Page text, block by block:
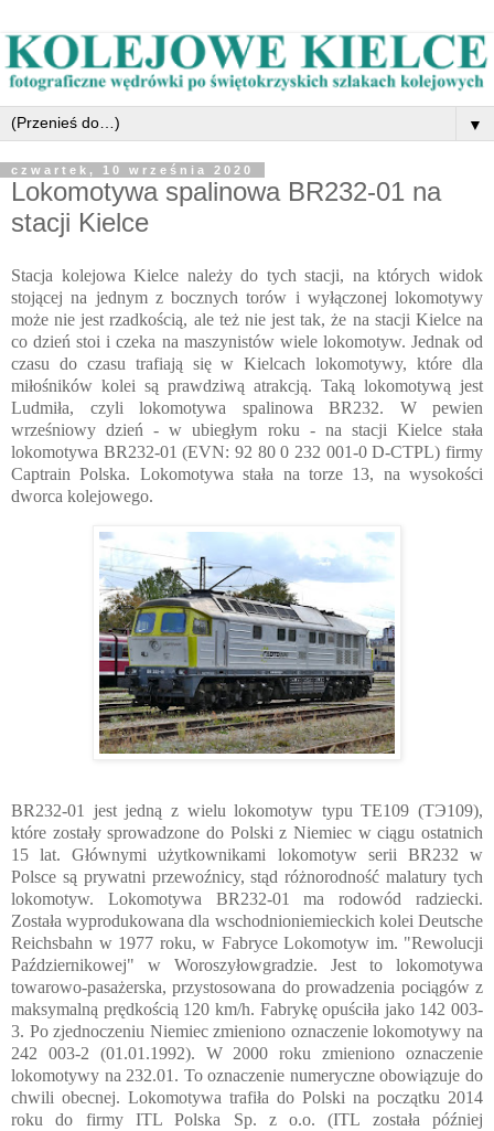
▼
czwartek, 10 września 2020
Lokomotywa spalinowa BR232-01 na
stacji Kielce
Stacja kolejowa Kielce należy do tych stacji, na których widok
stojącej na jednym z bocznych torów i wyłączonej lokomotywy
może nie jest rzadkością, ale też nie jest tak, że na stacji Kielce na
co dzień stoi i czeka na maszynistów wiele lokomotyw. Jednak od
czasu do czasu trafiają się w Kielcach lokomotywy, które dla
miłośników kolei są prawdziwą atrakcją. Taką lokomotywą jest
Ludmiła, czyli lokomotywa spalinowa BR232. W pewien
wrześniowy dzień - w ubiegłym roku - na stacji Kielce stała
lokomotywa BR232-01 (EVN: 92 80 0 232 001-0 D-CTPL) firmy
Captrain Polska. Lokomotywa stała na torze 13, na wysokości
dworca kolejowego.
BR232-01 jest jedną z wielu lokomotyw typu TE109 (ТЭ109),
które zostały sprowadzone do Polski z Niemiec w ciągu ostatnich
15 lat. Głównymi użytkownikami lokomotyw serii BR232 w
Polsce są prywatni przewoźnicy, stąd różnorodność malatury tych
lokomotyw. Lokomotywa BR232-01 ma rodowód radziecki.
Została wyprodukowana dla wschodnioniemieckich kolei Deutsche
Reichsbahn w 1977 roku, w Fabryce Lokomotyw im. "Rewolucji
Październikowej" w Woroszyłowgradzie. Jest to lokomotywa
towarowo-pasażerska, przystosowana do prowadzenia pociągów z
maksymalną prędkością 120 km/h. Fabrykę opuściła jako 142 003-
3. Po zjednoczeniu Niemiec zmieniono oznaczenie lokomotywy na
242 003-2 (01.01.1992). W 2000 roku zmieniono oznaczenie
lokomotywy na 232.01. To oznaczenie numeryczne obowiązuje do
chwili obecnej. Lokomotywa trafiła do Polski na początku 2014
roku do firmy ITL Polska Sp. z o.o. (ITL została później